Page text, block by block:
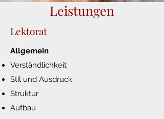
Leistungen
Lektorat
Allgemein
Verständlichkeit
Stil und Ausdruck
Struktur
Aufbau